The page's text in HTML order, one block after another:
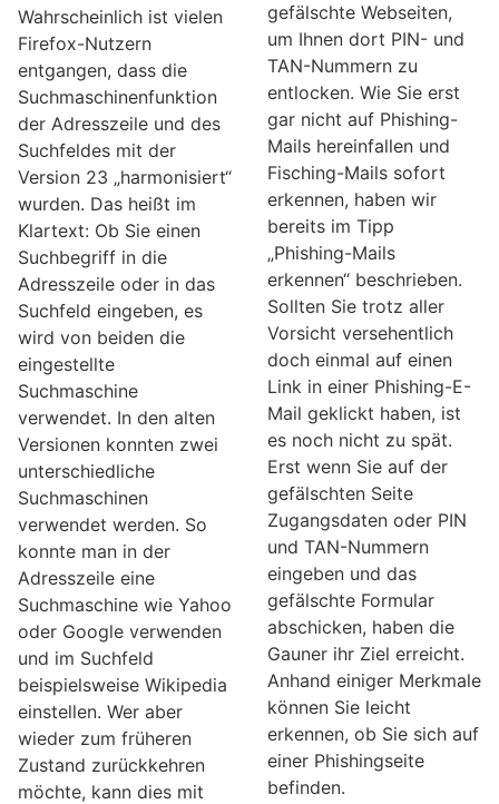
Wahrscheinlich ist vielen
Firefox-Nutzern
entgangen, dass die
Suchmaschinenfunktion
der Adresszeile und des
Suchfeldes mit der
Version 23 „harmonisiert“
wurden. Das heißt im
Klartext: Ob Sie einen
Suchbegriff in die
Adresszeile oder in das
Suchfeld eingeben, es
wird von beiden die
eingestellte
Suchmaschine
verwendet. In den alten
Versionen konnten zwei
unterschiedliche
Suchmaschinen
verwendet werden. So
konnte man in der
Adresszeile eine
Suchmaschine wie Yahoo
oder Google verwenden
und im Suchfeld
beispielsweise Wikipedia
einstellen. Wer aber
wieder zum früheren
Zustand zurückkehren
möchte, kann dies mit
gefälschte Webseiten,
um Ihnen dort PIN- und
TAN-Nummern zu
entlocken. Wie Sie erst
gar nicht auf Phishing-
Mails hereinfallen und
Fisching-Mails sofort
erkennen, haben wir
bereits im Tipp
„Phishing-Mails
erkennen“ beschrieben.
Sollten Sie trotz aller
Vorsicht versehentlich
doch einmal auf einen
Link in einer Phishing-E-
Mail geklickt haben, ist
es noch nicht zu spät.
Erst wenn Sie auf der
gefälschten Seite
Zugangsdaten oder PIN
und TAN-Nummern
eingeben und das
gefälschte Formular
abschicken, haben die
Gauner ihr Ziel erreicht.
Anhand einiger Merkmale
können Sie leicht
erkennen, ob Sie sich auf
einer Phishingseite
befinden.